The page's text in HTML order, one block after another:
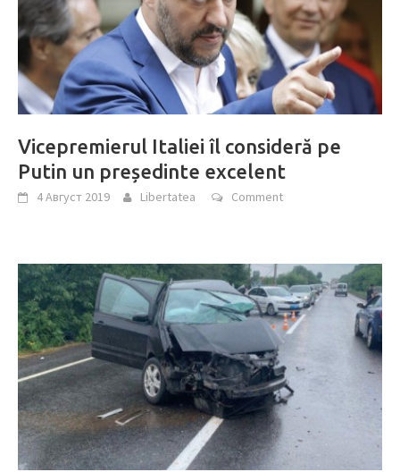
Vicepremierul Italiei îl consideră pe
Putin un președinte excelent
4 Август 2019 Libertatea Comment